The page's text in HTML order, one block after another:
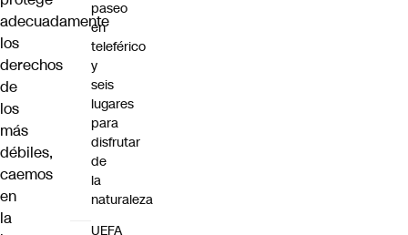
adecuadamente
los
derechos
de
los
más
débiles,
caemos
en
la
paseo
en
teleférico
y
seis
lugares
para
disfrutar
de
la
naturaleza
UEFA